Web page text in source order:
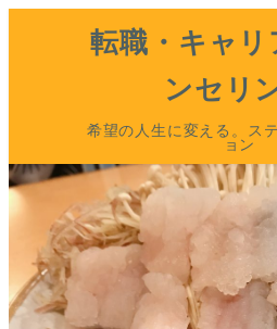
転職・キャ
ンセリ
希望の人生に変える。ス
ョン